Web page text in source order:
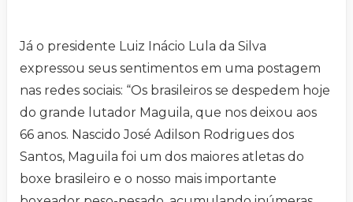
Já o presidente Luiz Inácio Lula da Silva
expressou seus sentimentos em uma postagem
nas redes sociais: “Os brasileiros se despedem hoje
do grande lutador Maguila, que nos deixou aos
66 anos. Nascido José Adilson Rodrigues dos
Santos, Maguila foi um dos maiores atletas do
boxe brasileiro e o nosso mais importante